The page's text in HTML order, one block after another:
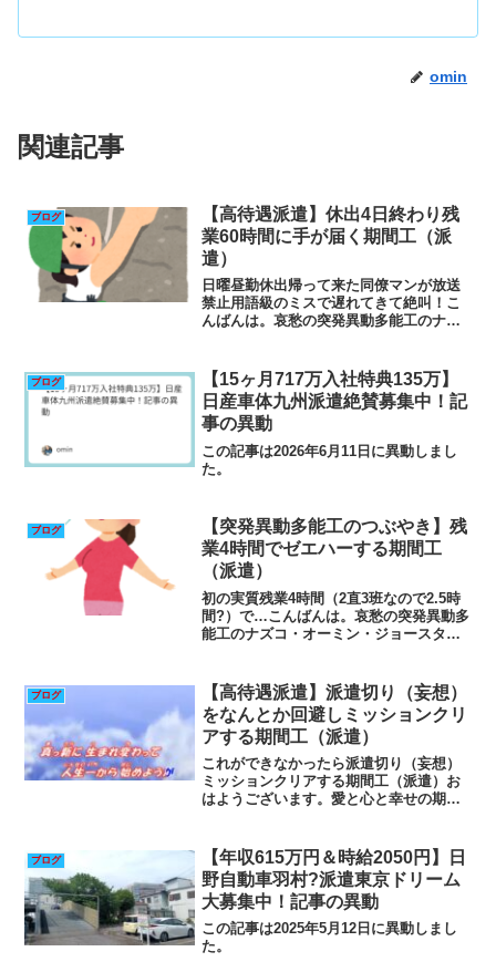
omin
関連記事
ブログ
【高待遇派遣】休出4日終わり残
業60時間に手が届く期間工（派
遣）
日曜昼勤休出帰って来た同僚マンが放送
禁止用語級のミスで遅れてきて絶叫！こ
んばんは。哀愁の突発異動多能工のナズ
にした実質半日休みが昨日でした。寝な
いでずっとサウナ岩盤浴入...
ブログ
【15ヶ月717万入社特典135万】
日産車体九州派遣絶賛募集中！記
事の異動
この記事は2026年6月11日に異動しまし
た。
ブログ
【突発異動多能工のつぶやき】残
業4時間でゼエハーする期間工
（派遣）
初の実質残業4時間（2直3班なので2.5時
間?）で…こんばんは。哀愁の突発異動多
能工のナズコ・オーミン・ジョースター
んど寝て終わりました😭連休明けの昨
日、最初のポジショ...
ブログ
【高待遇派遣】派遣切り（妄想）
をなんとか回避しミッションクリ
アする期間工（派遣）
これができなかったら派遣切り（妄想）
ミッションクリアする期間工（派遣）お
はようございます。愛と心と幸せの期間
ーです。しばらく病んでいたので😅高待
遇工場日記を更新していま...
ブログ
【年収615万円＆時給2050円】日
野自動車羽村?派遣東京ドリーム
大募集中！記事の異動
この記事は2025年5月12日に異動しまし
た。